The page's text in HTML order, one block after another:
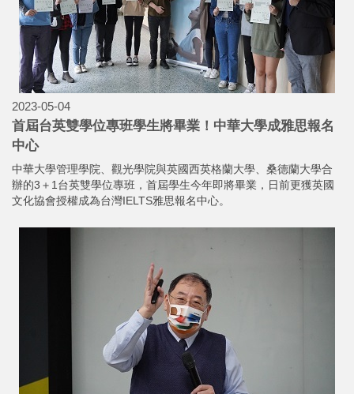
2023-05-13
的市政管理」為題，暢談自己的管理哲學，柯爸柯媽也特別到場相
聚，柯文哲更獻上康乃馨提前祝柯媽母親節快樂！